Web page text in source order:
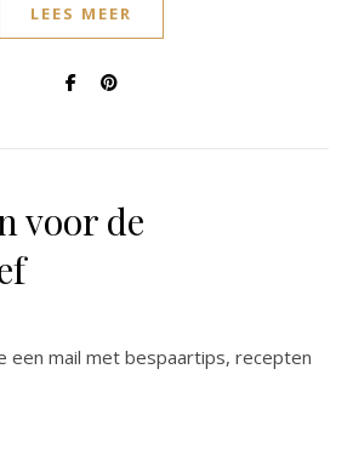
LEES MEER
voor de
een mail met bespaartips, recepten